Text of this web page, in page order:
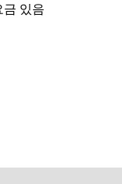
금 있음